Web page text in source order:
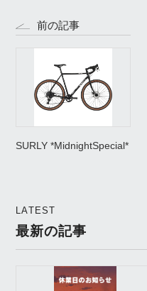
前の記事
SURLY *MidnightSpecial*
LATEST
最新の記事